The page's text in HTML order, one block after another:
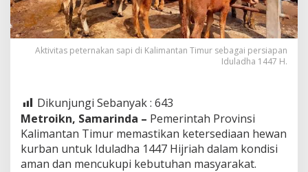
Aktivitas peternakan sapi di Kalimantan Timur sebagai persiapan
Iduladha 1447 H.
Dikunjungi Sebanyak : 643
Metroikn, Samarinda – Pemerintah Provinsi
Kalimantan Timur memastikan ketersediaan hewan
kurban untuk Iduladha 1447 Hijriah dalam kondisi
aman dan mencukupi kebutuhan masyarakat.